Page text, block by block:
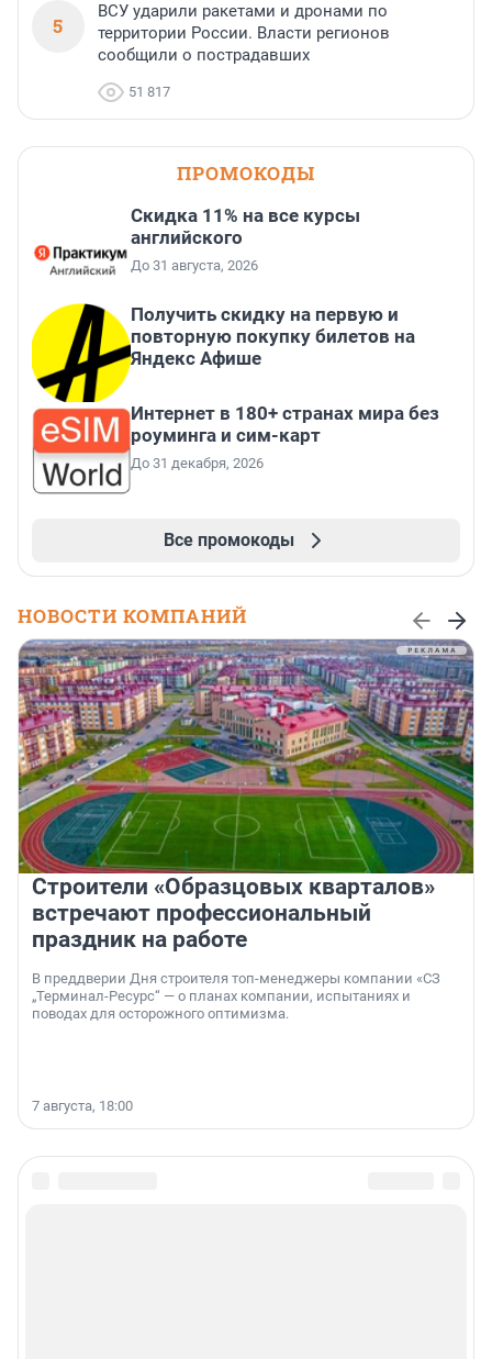
5
ВСУ ударили ракетами и дронами по
территории России. Власти регионов
сообщили о пострадавших
51 817
ПРОМОКОДЫ
Скидка 11% на все курсы
английского
До 31 августа, 2026
Получить скидку на первую и
повторную покупку билетов на
Яндекс Афише
Интернет в 180+ странах мира без
роуминга и сим-карт
До 31 декабря, 2026
Все промокоды
НОВОСТИ КОМПАНИЙ
Строители «Образцовых кварталов»
встречают профессиональный
праздник на работе
В преддверии Дня строителя топ-менеджеры компании «СЗ
„Терминал-Ресурс“ — о планах компании, испытаниях и
поводах для осторожного оптимизма.
7 августа, 18:00